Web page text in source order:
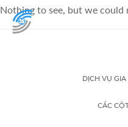
Nothing to see, but we could
DỊCH VỤ
CÁC